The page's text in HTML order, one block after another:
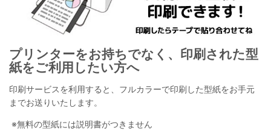
プリンターをお持ちでなく、印刷された型
紙をご利用したい方へ
印刷サービスを利用すると、フルカラーで印刷した型紙をお手元
までお送りいたします。
※無料の型紙には説明書がつきません